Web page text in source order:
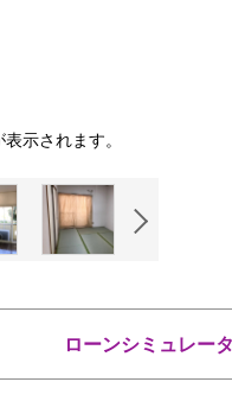
示されます。
ローンシミュレー